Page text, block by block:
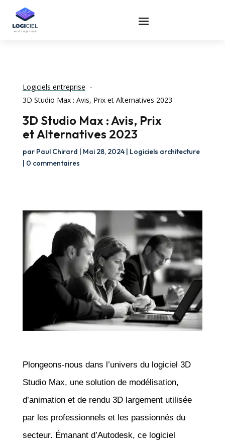
Logiciels entreprise
3D Studio Max : Avis, Prix et Alternatives 2023
3D Studio Max : Avis, Prix
et Alternatives 2023
par Paul Chirard | Mai 28, 2024| Logiciels architecture
| 0 commentaires
Plongeons-nous dans l’univers du logiciel 3D
Studio Max, une solution de modélisation,
d’animation et de rendu 3D largement utilisée
par les professionnels et les passionnés du
secteur. Émanant d’Autodesk, ce logiciel